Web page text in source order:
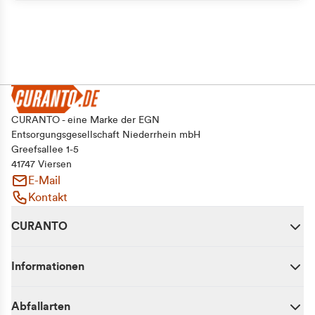
CURANTO - eine Marke der EGN
Entsorgungsgesellschaft Niederrhein mbH
Greefsallee 1-5
41747 Viersen
E-Mail
Kontakt
CURANTO
Informationen
Abfallarten